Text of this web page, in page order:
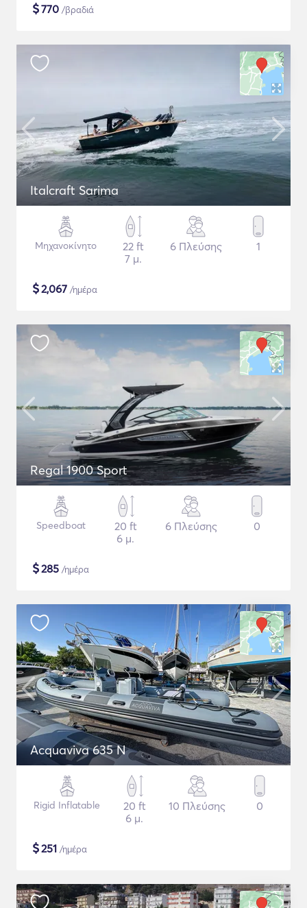
$770 /βραδιά
Italcraft Sarima
Μηχανοκίνητο
22 ft
7 μ.
6 Πλεύσης 1
$2,067 /ημέρα
Regal 1900 Sport
Speedboat
20 ft
6 μ.
6 Πλεύσης 0
$285 /ημέρα
Acquaviva 635 N
Rigid Inflatable
20 ft
6 μ.
10 Πλεύσης 0
$251 /ημέρα